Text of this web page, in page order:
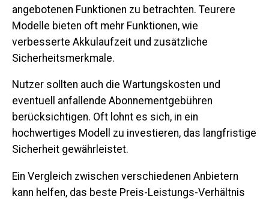
angebotenen Funktionen zu betrachten. Teurere
Modelle bieten oft mehr Funktionen, wie
verbesserte Akkulaufzeit und zusätzliche
Sicherheitsmerkmale.
Nutzer sollten auch die Wartungskosten und
eventuell anfallende Abonnementgebühren
berücksichtigen. Oft lohnt es sich, in ein
hochwertiges Modell zu investieren, das langfristige
Sicherheit gewährleistet.
Ein Vergleich zwischen verschiedenen Anbietern
kann helfen, das beste Preis-Leistungs-Verhältnis